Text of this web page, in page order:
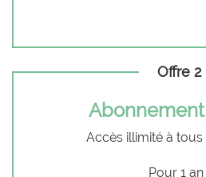
Offre 2
Accès illimité à
Pour 1 an